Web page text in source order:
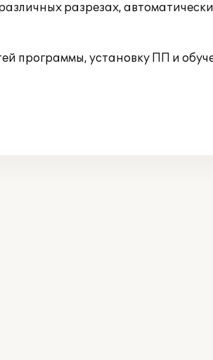
разрезах,
установку ПП и